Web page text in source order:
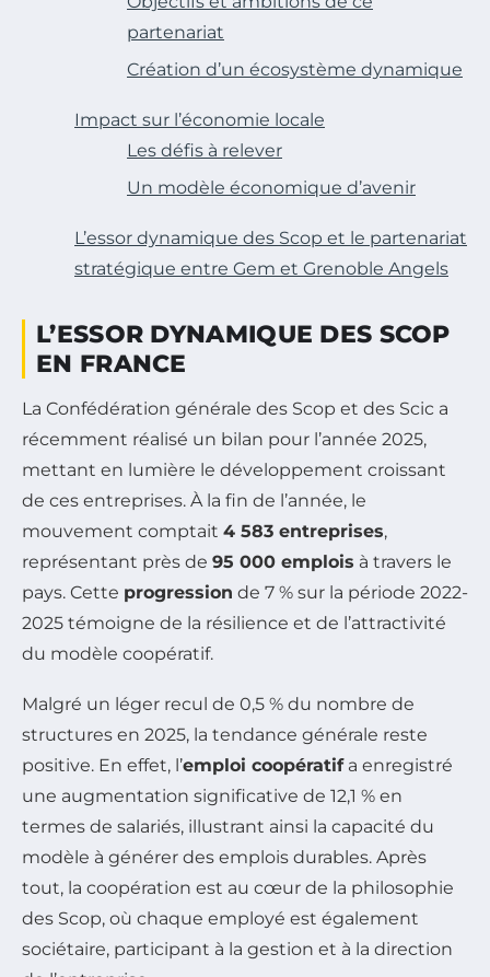
partenariat
Création d’un écosystème dynamique
Impact sur l’économie locale
Les défis à relever
Un modèle économique d’avenir
L’essor dynamique des Scop et le partenariat
stratégique entre Gem et Grenoble Angels
L’ESSOR DYNAMIQUE DES SCOP
EN FRANCE
La Confédération générale des Scop et des Scic a
récemment réalisé un bilan pour l’année 2025,
mettant en lumière le développement croissant
de ces entreprises. À la fin de l’année, le
mouvement comptait 4 583 entreprises,
représentant près de 95 000 emplois à travers le
pays. Cette progression de 7 % sur la période 2022-
2025 témoigne de la résilience et de l’attractivité
du modèle coopératif.
Malgré un léger recul de 0,5 % du nombre de
structures en 2025, la tendance générale reste
positive. En effet, l’emploi coopératifa enregistré
une augmentation significative de 12,1 % en
termes de salariés, illustrant ainsi la capacité du
modèle à générer des emplois durables. Après
tout, la coopération est au cœur de la philosophie
des Scop, où chaque employé est également
sociétaire, participant à la gestion et à la direction